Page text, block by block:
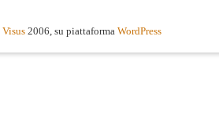
Visus 2006, su piattaforma WordPress